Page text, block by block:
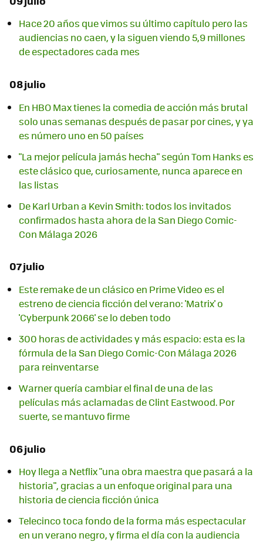
Hace 20 años que vimos su último capítulo pero las
audiencias no caen, y la siguen viendo 5,9 millones
de espectadores cada mes
08 julio
En HBO Max tienes la comedia de acción más brutal
solo unas semanas después de pasar por cines, y ya
es número uno en 50 países
"La mejor película jamás hecha" según Tom Hanks es
este clásico que, curiosamente, nunca aparece en
las listas
De Karl Urban a Kevin Smith: todos los invitados
confirmados hasta ahora de la San Diego Comic-
Con Málaga 2026
07 julio
Este remake de un clásico en Prime Video es el
estreno de ciencia ficción del verano: 'Matrix' o
'Cyberpunk 2066' se lo deben todo
300 horas de actividades y más espacio: esta es la
fórmula de la San Diego Comic-Con Málaga 2026
para reinventarse
Warner quería cambiar el final de una de las
películas más aclamadas de Clint Eastwood. Por
suerte, se mantuvo firme
06 julio
Hoy llega a Netflix "una obra maestra que pasará a la
historia", gracias a un enfoque original para una
historia de ciencia ficción única
Telecinco toca fondo de la forma más espectacular
en un verano negro, y firma el día con la audiencia